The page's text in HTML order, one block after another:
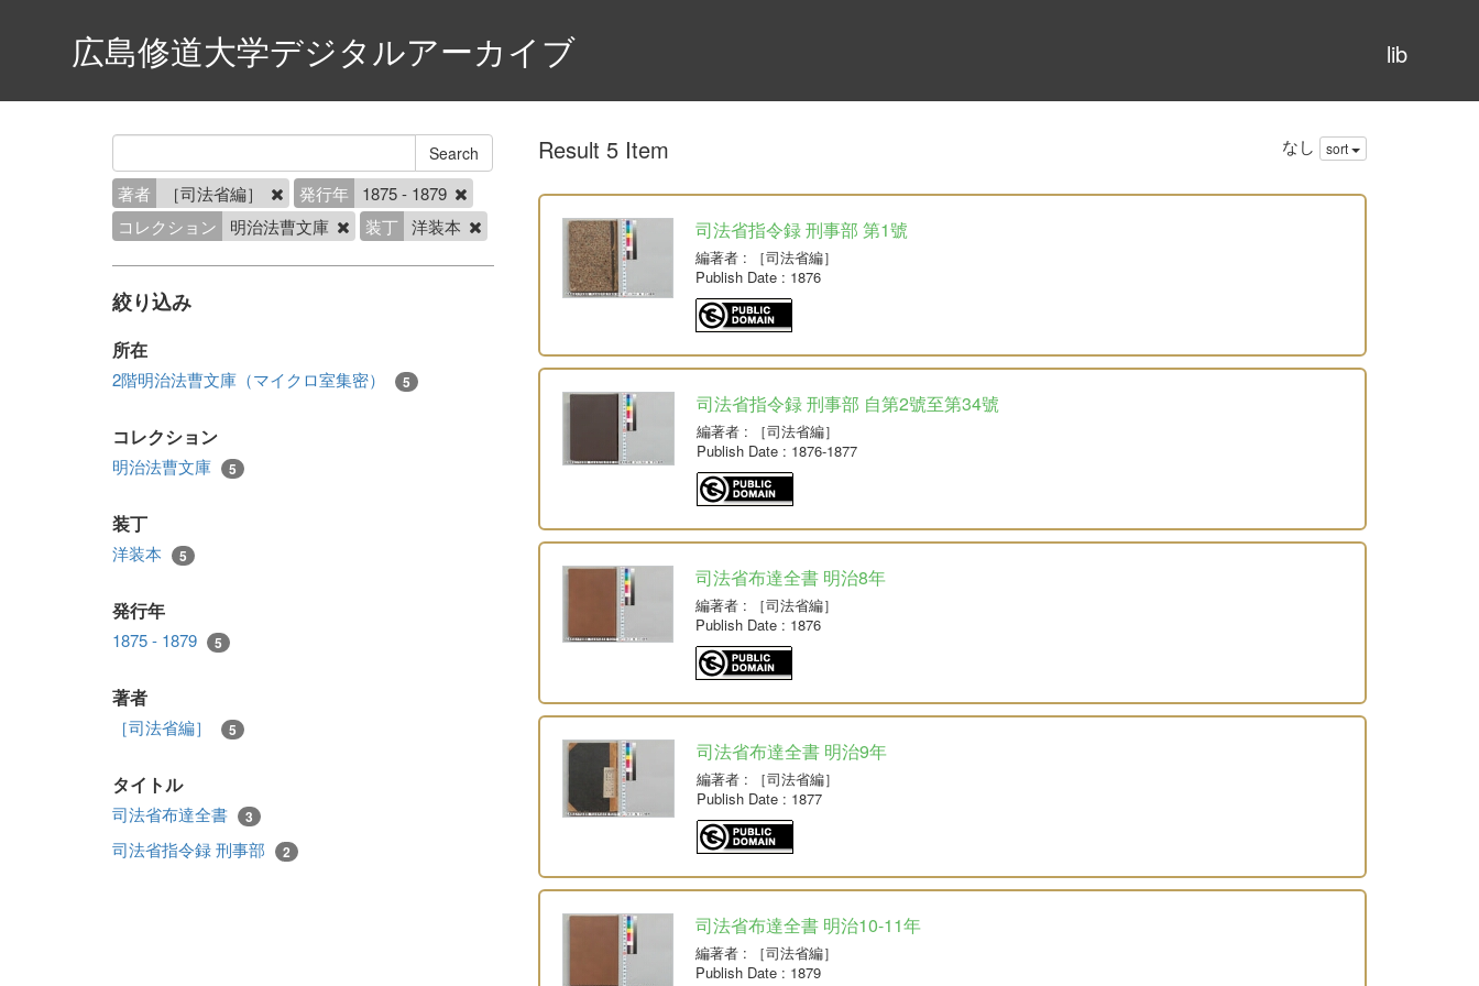
lib
広島修道大学デジタルアーカイブ
著者 ［司法省編］ 発行年
1875 - 1879
コレクション
明治法曹文庫 装丁 洋装本
絞り込み
所在
2階明治法曹文庫（マイクロ室集密） 5
コレクション
明治法曹文庫 5
装丁
洋装本 5
発行年
1875 - 1879 5
著者
［司法省編］ 5
タイトル
司法省布達全書 3
司法省指令録 刑事部 2
Result 5 Item なし sort
司法省指令録 刑事部 第1號
編著者: ［司法省編］
Publish Date: 1876
司法省指令録 刑事部 自第2號至第34號
編著者: ［司法省編］
Publish Date: 1876-1877
司法省布達全書 明治8年
編著者: ［司法省編］
Publish Date: 1876
司法省布達全書 明治9年
編著者: ［司法省編］
Publish Date: 1877
司法省布達全書 明治10-11年
編著者: ［司法省編］
Publish Date: 1879